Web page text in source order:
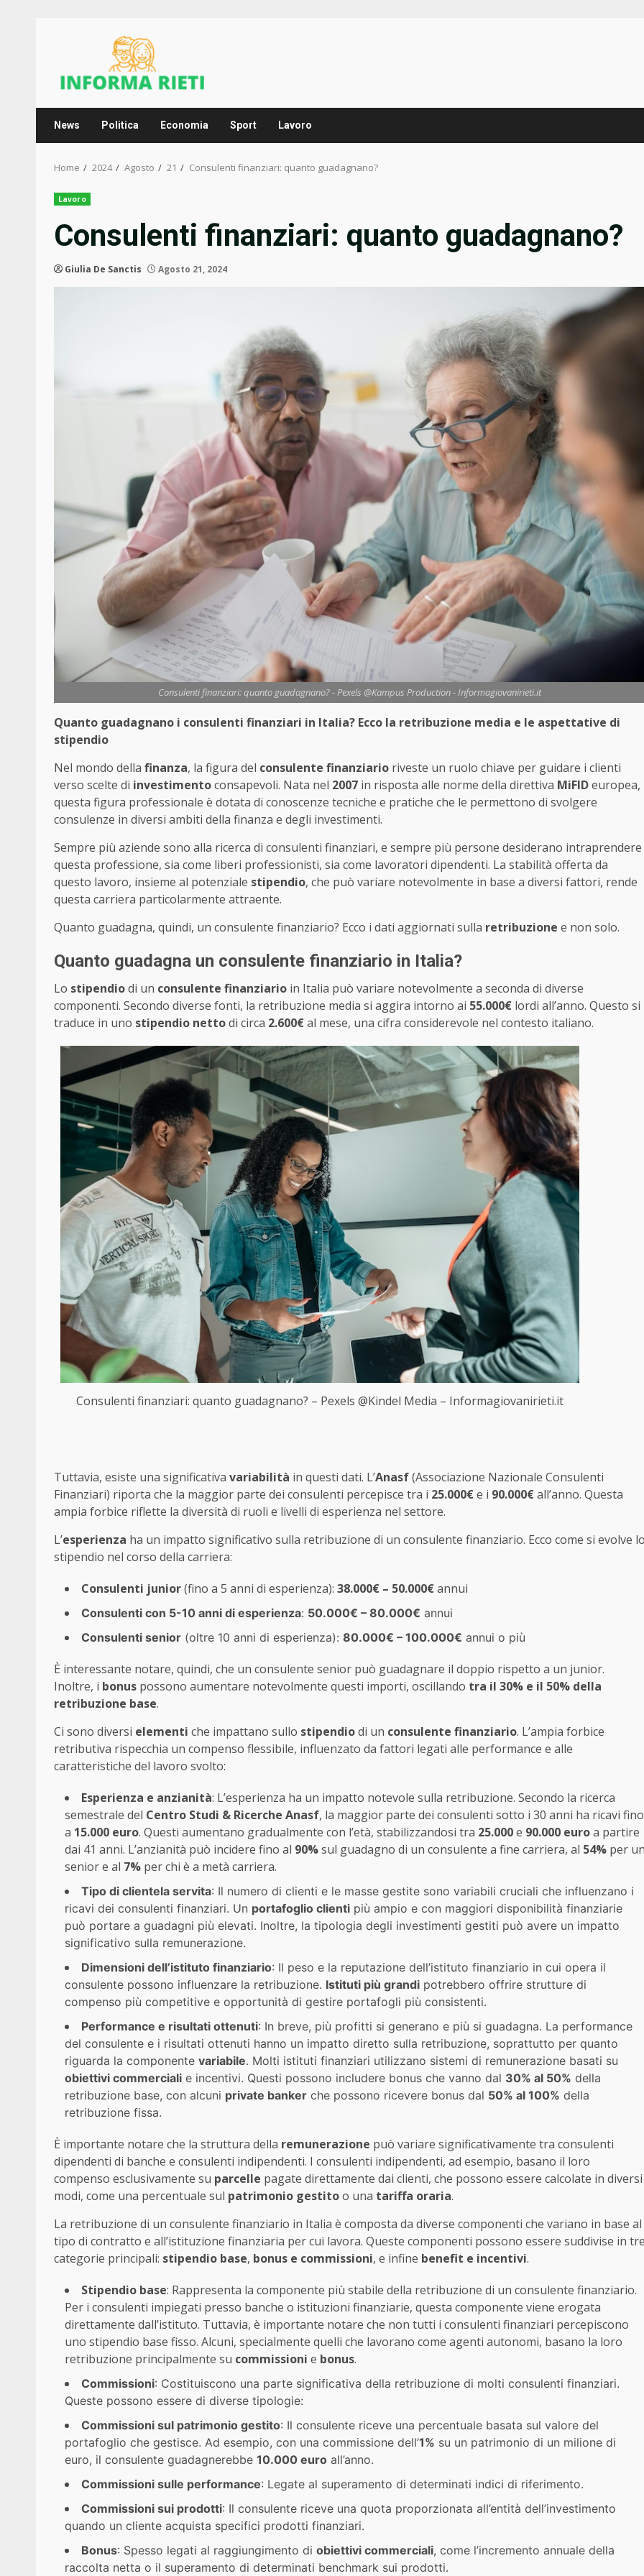
News Politica Economia Sport Lavoro
Home 2024 Agosto 21 Consulenti finanziari: quanto guadagnano?
Lavoro
Consulenti finanziari: quanto guadagnano?
Giulia De Sanctis Agosto 21, 2024
Consulenti finanziari: quanto guadagnano? - Pexels @Kampus Production - Informagiovanirieti.it
Quanto guadagnano i consulenti finanziari in Italia? Ecco la retribuzione media e le aspettative di
stipendio
Nel mondo della finanza, la figura del consulente finanziario riveste un ruolo chiave per guidare i clienti
verso scelte di investimentoconsapevoli. Nata nel 2007 in risposta alle norme della direttiva MiFIDeuropea,
questa figura professionale è dotata di conoscenze tecniche e pratiche che le permettono di svolgere
consulenze in diversi ambiti della finanza e degli investimenti.
Sempre più aziende sono alla ricerca di consulenti finanziari, e sempre più persone desiderano intraprendere
questa professione, sia come liberi professionisti, sia come lavoratori dipendenti. La stabilità offerta da
questo lavoro, insieme al potenziale stipendio, che può variare notevolmente in base a diversi fattori, rende
questa carriera particolarmente attraente.
Quanto guadagna, quindi, un consulente finanziario? Ecco i dati aggiornati sulla retribuzione e non solo.
Quanto guadagna un consulente finanziario in Italia?
Lo stipendiodi un consulente finanziario in Italia può variare notevolmente a seconda di diverse
componenti. Secondo diverse fonti, la retribuzione media si aggira intorno ai 55.000€ lordi all’anno. Questo si
traduce in uno stipendio nettodi circa 2.600€al mese, una cifra considerevole nel contesto italiano.
Consulenti finanziari: quanto guadagnano? – Pexels @Kindel Media – Informagiovanirieti.it
Tuttavia, esiste una significativa variabilità in questi dati. L’Anasf(Associazione Nazionale Consulenti
Finanziari) riporta che la maggior parte dei consulenti percepisce tra i 25.000€e i 90.000€all’anno. Questa
ampia forbice riflette la diversità di ruoli e livelli di esperienza nel settore.
L’esperienza ha un impatto significativo sulla retribuzione di un consulente finanziario. Ecco come si evolve
stipendio nel corso della carriera:
Consulenti junior(fino a 5 anni di esperienza): 38.000€ – 50.000€annui
Consulenti con 5-10 anni di esperienza: 50.000€ – 80.000€ annui
Consulenti senior (oltre 10 anni di esperienza): 80.000€ – 100.000€ annui o più
È interessante notare, quindi, che un consulente senior può guadagnare il doppio rispetto a un junior.
Inoltre, i bonus possono aumentare notevolmente questi importi, oscillando tra il 30% e il 50% della
retribuzione base.
Ci sono diversi elementi che impattano sullo stipendiodi un consulente finanziario. L’ampia forbice
retributiva rispecchia un compenso flessibile, influenzato da fattori legati alle performance e alle
caratteristiche del lavoro svolto:
Esperienza e anzianità: L’esperienza ha un impatto notevole sulla retribuzione. Secondo la ricerca
semestrale del Centro Studi & Ricerche Anasf, la maggior parte dei consulenti sotto i 30 anni ha ricavi fino
a 15.000 euro. Questi aumentano gradualmente con l’età, stabilizzandosi tra 25.000e 90.000 euroa partire
dai 41 anni. L’anzianità può incidere fino al 90%sul guadagno di un consulente a fine carriera, al 54% per
senior e al 7% per chi è a metà carriera.
Tipo di clientela servita: Il numero di clienti e le masse gestite sono variabili cruciali che influenzano i
ricavi dei consulenti finanziari. Un portafoglio clienti più ampio e con maggiori disponibilità finanziarie
può portare a guadagni più elevati. Inoltre, la tipologia degli investimenti gestiti può avere un impatto
significativo sulla remunerazione.
Dimensioni dell’istituto finanziario: Il peso e la reputazione dell’istituto finanziario in cui opera il
consulente possono influenzare la retribuzione. Istituti più grandi potrebbero offrire strutture di
compenso più competitive e opportunità di gestire portafogli più consistenti.
Performance e risultati ottenuti: In breve, più profitti si generano e più si guadagna. La performance
del consulente e i risultati ottenuti hanno un impatto diretto sulla retribuzione, soprattutto per quanto
riguarda la componente variabile. Molti istituti finanziari utilizzano sistemi di remunerazione basati su
obiettivi commerciali e incentivi. Questi possono includere bonus che vanno dal 30% al 50% della
retribuzione base, con alcuni private banker che possono ricevere bonus dal 50% al 100% della
retribuzione fissa.
È importante notare che la struttura della remunerazione può variare significativamente tra consulenti
dipendenti di banche e consulenti indipendenti. I consulenti indipendenti, ad esempio, basano il loro
compenso esclusivamente su parcelle pagate direttamente dai clienti, che possono essere calcolate in diversi
modi, come una percentuale sul patrimonio gestitoo una tariffa oraria.
La retribuzione di un consulente finanziario in Italia è composta da diverse componenti che variano in base al
tipo di contratto e all’istituzione finanziaria per cui lavora. Queste componenti possono essere suddivise in
categorie principali: stipendio base, bonus e commissioni, e infine benefit e incentivi.
Stipendio base: Rappresenta la componente più stabile della retribuzione di un consulente finanziario.
Per i consulenti impiegati presso banche o istituzioni finanziarie, questa componente viene erogata
direttamente dall’istituto. Tuttavia, è importante notare che non tutti i consulenti finanziari percepiscono
uno stipendio base fisso. Alcuni, specialmente quelli che lavorano come agenti autonomi, basano la loro
retribuzione principalmente su commissioni e bonus.
Commissioni: Costituiscono una parte significativa della retribuzione di molti consulenti finanziari.
Queste possono essere di diverse tipologie:
Commissioni sul patrimonio gestito: Il consulente riceve una percentuale basata sul valore del
portafoglio che gestisce. Ad esempio, con una commissione dell’1% su un patrimonio di un milione di
euro, il consulente guadagnerebbe 10.000 euro all’anno.
Commissioni sulle performance: Legate al superamento di determinati indici di riferimento.
Commissioni sui prodotti: Il consulente riceve una quota proporzionata all’entità dell’investimento
quando un cliente acquista specifici prodotti finanziari.
Bonus: Spesso legati al raggiungimento di obiettivi commerciali, come l’incremento annuale della
raccolta netta o il superamento di determinati benchmark sui prodotti.